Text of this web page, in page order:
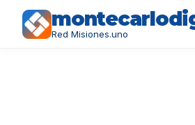
Red Misiones.uno